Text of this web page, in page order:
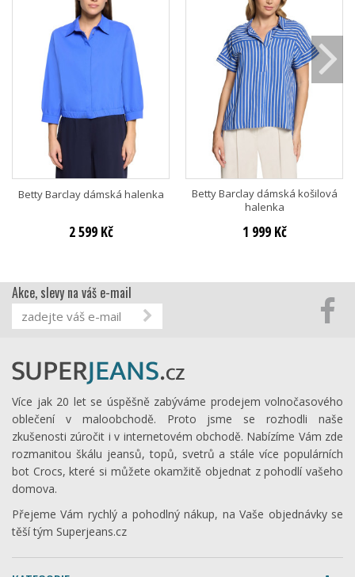
Betty Barclay dámská halenka
2 599 Kč
Betty Barclay dámská košilová
halenka
1 999 Kč
Akce, slevy na váš e-mail
Více jak 20 let se úspěšně zabýváme prodejem volnočasového
oblečení v maloobchodě. Proto jsme se rozhodli naše
zkušenosti zúročit i v internetovém obchodě. Nabízíme Vám zde
rozmanitou škálu jeansů, topů, svetrů a stále více populárních
bot Crocs, které si můžete okamžitě objednat z pohodlí vašeho
domova.
Přejeme Vám rychlý a pohodlný nákup, na Vaše objednávky se
těší tým Superjeans.cz